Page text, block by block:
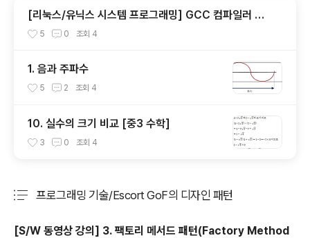
[리눅스/유닉스 시스템 프로그래밍] GCC 컴파일러 사
용법
5 0 조회 4
1. 음과 주파수
5 2 조회 4
10. 실수의 크기 비교 [중3 수학]
3 0 조회 4
프로그래밍 기술/Escort GoF의 디자인 패턴
[S/W 동영상 강의] 3. 팩토리 메서드 패턴(Factory Method